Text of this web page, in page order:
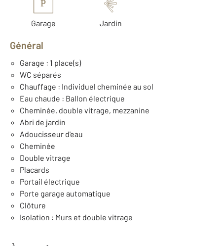
P
Garage Jardin
Général
Garage : 1 place(s)
WC séparés
Chauffage : Individuel cheminée au sol
Eau chaude : Ballon électrique
Cheminée, double vitrage, mezzanine
Abri de jardin
Adoucisseur d'eau
Cheminée
Double vitrage
Placards
Portail électrique
Porte garage automatique
Clôture
Isolation : Murs et double vitrage